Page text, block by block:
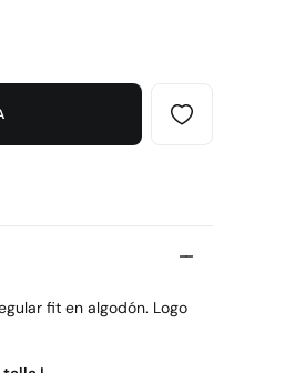
fit en algodón. Logo